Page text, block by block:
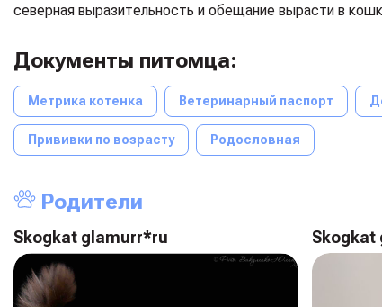
северная выразительность и обещание вырасти в
Документы питомца:
Метрика котенка Ветеринарный паспорт
Прививки по возрасту Родословная
Родители
Skogkat glamurr*ru Skogkat